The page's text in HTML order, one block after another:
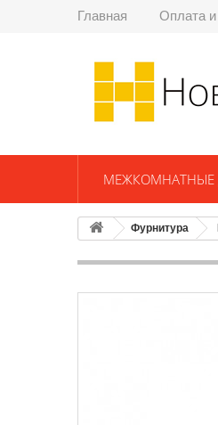
Главная Оплата и
МЕЖКОМНАТНЫЕ
Фурнитура